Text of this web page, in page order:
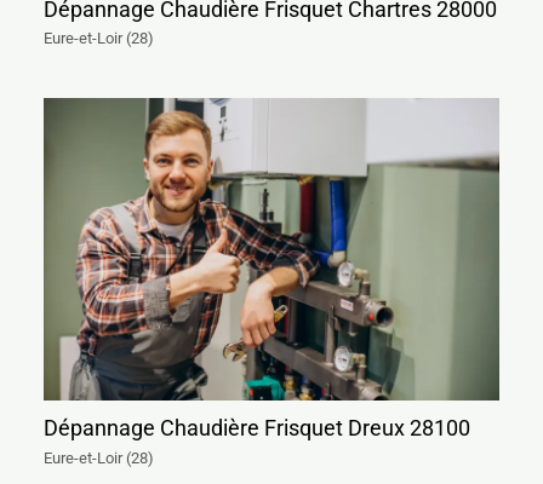
Dépannage Chaudière Frisquet Chartres 28000
Eure-et-Loir (28)
Dépannage Chaudière Frisquet Dreux 28100
Eure-et-Loir (28)